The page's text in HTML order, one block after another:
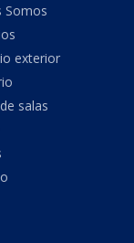
Somos
exterior
salas